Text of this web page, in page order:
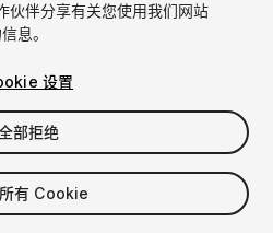
伙伴分享有关您使用我们网站
息。
设置
部拒绝
有 Cookie